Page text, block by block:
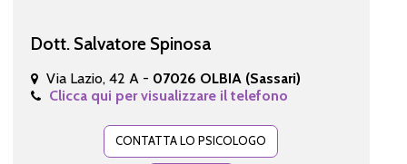
Dott. Salvatore Spinosa
Via Lazio, 42 A - 07026 OLBIA (Sassari)
Clicca qui per visualizzare il telefono
CONTATTA LO PSICOLOGO